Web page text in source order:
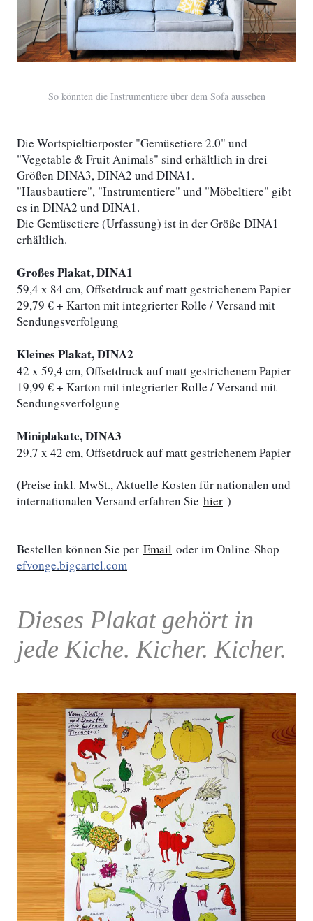
So könnten die Instrumentiere über dem Sofa aussehen
Die Wortspieltierposter "Gemüsetiere 2.0" und
"Vegetable & Fruit Animals" sind erhältlich in drei
Größen DINA3, DINA2 und DINA1.
"Hausbautiere", "Instrumentiere" und "Möbeltiere" gibt
es in DINA2 und DINA1.
Die Gemüsetiere (Urfassung) ist in der Größe DINA1
erhältlich.
Großes Plakat, DINA1
59,4 x 84 cm, Offsetdruck auf matt gestrichenem Papier
29,79 € + Karton mit integrierter Rolle / Versand mit
Sendungsverfolgung
Kleines Plakat, DINA2
42 x 59,4 cm, Offsetdruck auf matt gestrichenem Papier
19,99 € + Karton mit integrierter Rolle / Versand mit
Sendungsverfolgung
Miniplakate, DINA3
29,7 x 42 cm, Offsetdruck auf matt gestrichenem Papier
(Preise inkl. MwSt., Aktuelle Kosten für nationalen und
internationalen Versand erfahren Sie hier )
Bestellen können Sie per Email oder im Online-Shop
efvonge.bigcartel.com
Dieses Plakat gehört in
jede Kiche. Kicher. Kicher.